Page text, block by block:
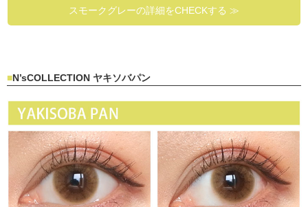
スモークグレーの詳細をCHECKする ≫
N’sCOLLECTION ヤキソバパン